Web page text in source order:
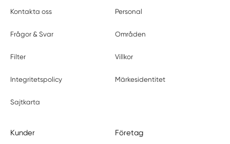
Kontakta oss Personal
Frågor & Svar Områden
Filter Villkor
Integritetspolicy Märkesidentitet
Sajtkarta
Kunder Företag